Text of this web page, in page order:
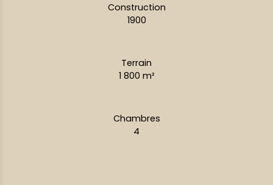
Construction
1900
Terrain
1 800 m²
Chambres
4